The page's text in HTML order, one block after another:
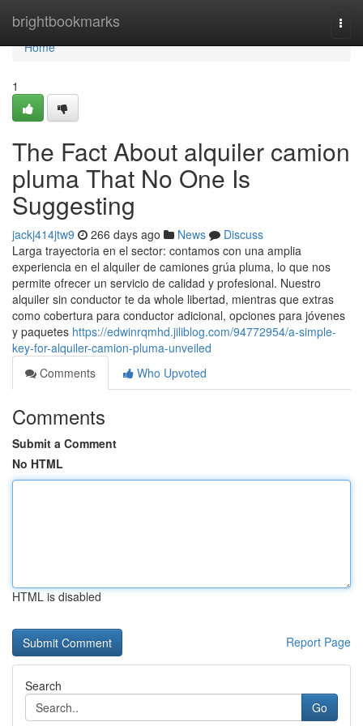
brightbookmarks
Home
Home
1
The Fact About alquiler camion
pluma That No One Is
Suggesting
jackj414jtw9 266 days ago News
Discuss
Larga trayectoria en el sector: contamos con una amplia
experiencia en el alquiler de camiones grúa pluma, lo que nos
permite ofrecer un servicio de calidad y profesional. Nuestro
alquiler sin conductor te da whole libertad, mientras que extras
como cobertura para conductor adicional, opciones para jóvenes
y paquetes https://edwinrqmhd.jiliblog.com/94772954/a-simple-
key-for-alquiler-camion-pluma-unveiled
Comments
Who Upvoted
Comments
Submit a Comment
No HTML
HTML is disabled
Report Page
Search
Go